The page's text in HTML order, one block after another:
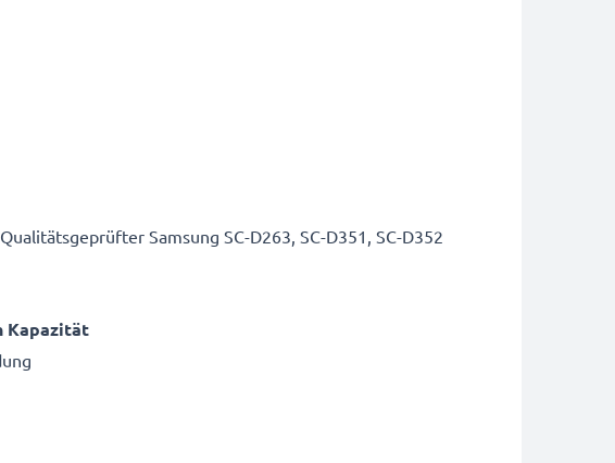
Samsung SC-D263, SC-D351, SC-D352
Kapazität